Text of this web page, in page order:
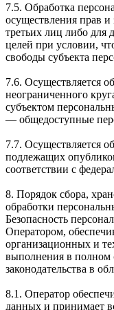
7.5. Обработка
осуществления прав и
третьих лиц либо для
целей при условии,
свободы субъекта
7.6. Осуществляется
неограниченного
субъектом
— общедоступные
7.7. Осуществляется
подлежащих
соответствии с
8. Порядок сбора,
обработки
Безопасность
Оператором,
организационных и
выполнения в полном
законодательства в
8.1. Оператор
данных и принимает